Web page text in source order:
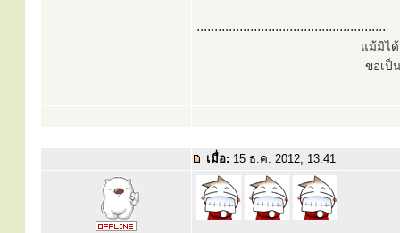
.....................................................
แม้มิได้
ขอเป็
เมื่อ: 15 ธ.ค. 2012, 13:41